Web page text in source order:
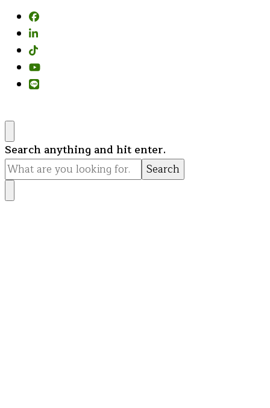
Looking
for
Something?
Search anything and hit enter.